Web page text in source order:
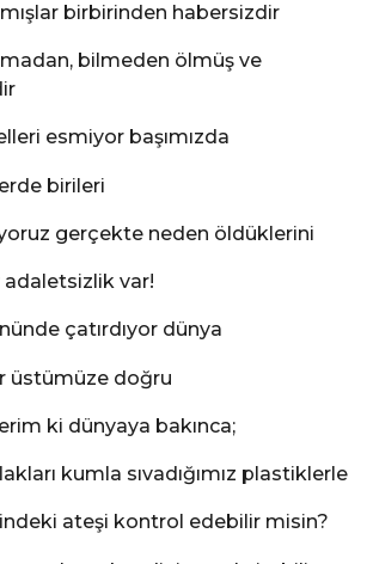
birbirinden habersizdir
bilmeden ölmüş ve
esmiyor başımızda
birileri
gerçekte neden öldüklerini
adaletsizlik var!
çatırdıyor dünya
üstümüze doğru
ki dünyaya bakınca;
kumla sıvadığımız plastiklerle
ateşi kontrol edebilir misin?